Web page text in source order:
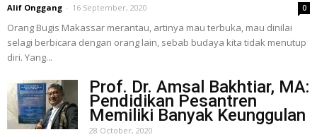
Alif Onggang - 16 September, 2020 0
Orang Bugis Makassar merantau, artinya mau terbuka, mau dinilai
selagi berbicara dengan orang lain, sebab budaya kita tidak menutup
diri. Yang...
Prof. Dr. Amsal Bakhtiar, MA:
Pendidikan Pesantren
Memiliki Banyak Keunggulan
28 October, 2020